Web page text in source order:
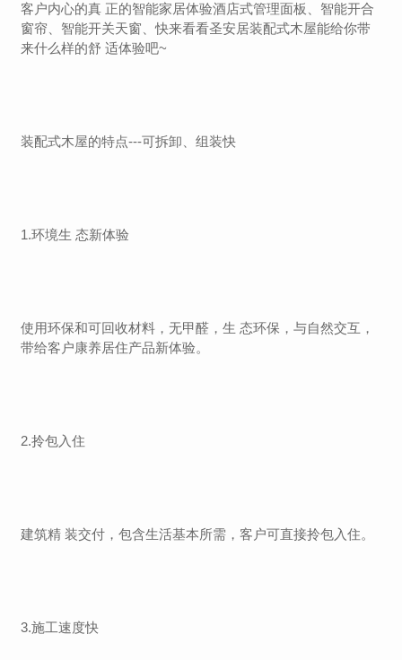
客户内心的真 正的智能家居体验酒店式管理面板、智能开合
窗帘、智能开关天窗、快来看看圣安居装配式木屋能给你带
来什么样的舒 适体验吧~
装配式木屋的特点---可拆卸、组装快
1.环境生 态新体验
使用环保和可回收材料，无甲醛，生 态环保，与自然交互，
带给客户康养居住产品新体验。
2.拎包入住
建筑精 装交付，包含生活基本所需，客户可直接拎包入住。
3.施工速度快